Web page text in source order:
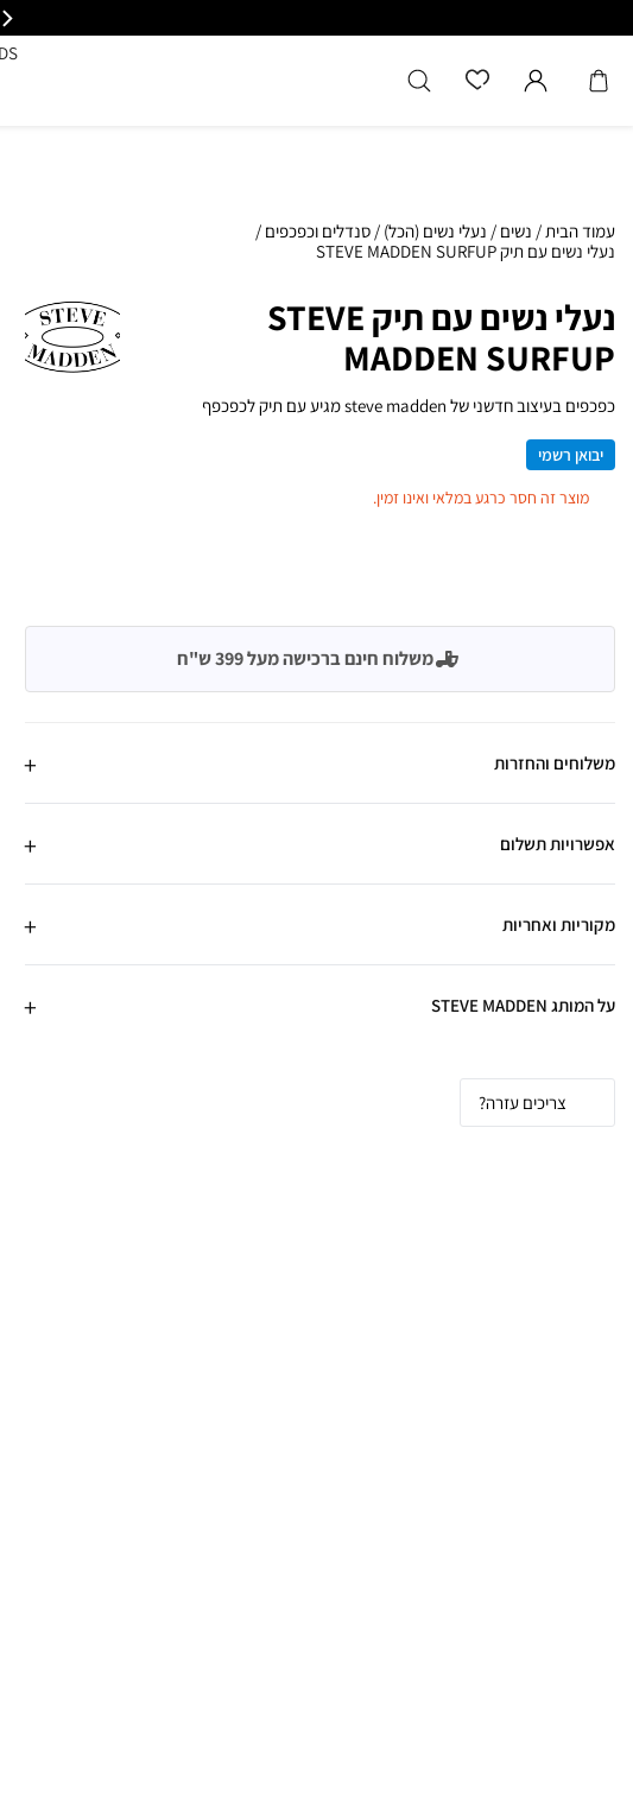
עמוד הבית/ נשים / נעלי נשים (הכל) / סנדלים וכפכפים /
נעלי נשים עם תיק STEVE MADDEN SURFUP
נעלי נשים עם תיק STEVE
MADDEN SURFUP
כפכפים בעיצוב חדשני של steve madden מגיע עם תיק לכפכפף
יבואן רשמי
מוצר זה חסר כרגע במלאי ואינו זמין.
משלוח חינם ברכישה מעל 399 ש"ח
משלוחים והחזרות
אפשרויות תשלום
מקוריות ואחריות
על המותג STEVE MADDEN
צריכים עזרה?